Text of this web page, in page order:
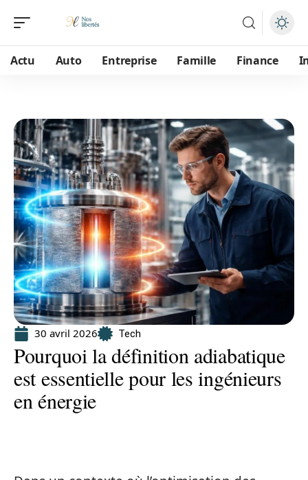
Actu Auto Entreprise Famille Finance
30 avril 2026 Tech
Pourquoi la définition adiabatique
est essentielle pour les ingénieurs
en énergie